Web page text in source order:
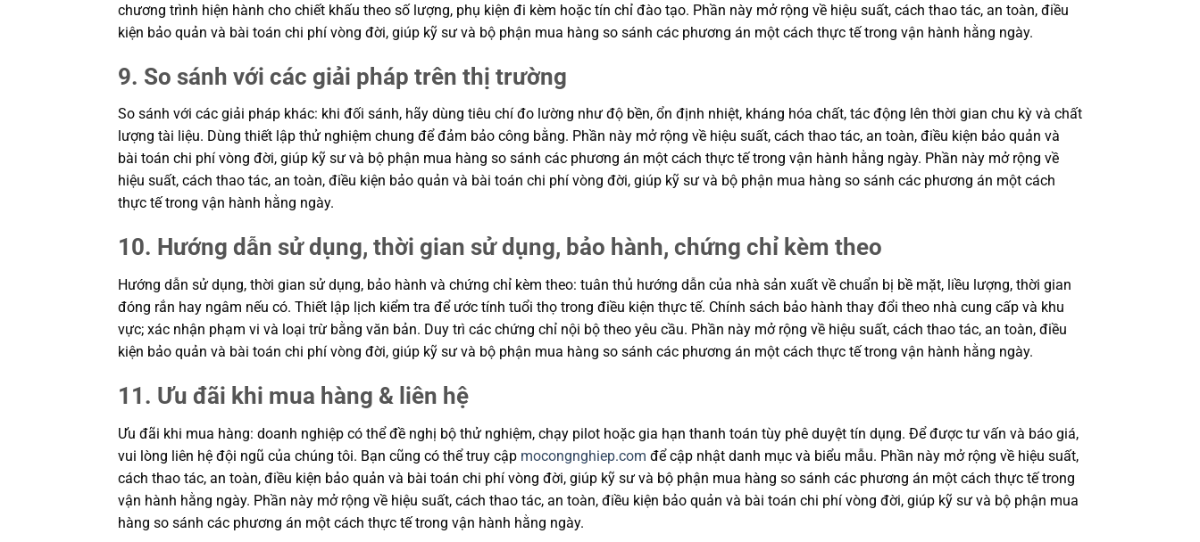
chương trình hiện hành cho chiết khấu theo số lượng, phụ kiện đi kèm hoặc tín chỉ đào tạo. Phần này mở rộng về hiệu suất, cách thao tác, an toàn, điều
kiện bảo quản và bài toán chi phí vòng đời, giúp kỹ sư và bộ phận mua hàng so sánh các phương án một cách thực tế trong vận hành hằng ngày.
9. So sánh với các giải pháp trên thị trường
So sánh với các giải pháp khác: khi đối sánh, hãy dùng tiêu chí đo lường như độ bền, ổn định nhiệt, kháng hóa chất, tác động lên thời gian chu kỳ và chất
lượng tài liệu. Dùng thiết lập thử nghiệm chung để đảm bảo công bằng. Phần này mở rộng về hiệu suất, cách thao tác, an toàn, điều kiện bảo quản và
bài toán chi phí vòng đời, giúp kỹ sư và bộ phận mua hàng so sánh các phương án một cách thực tế trong vận hành hằng ngày. Phần này mở rộng về
hiệu suất, cách thao tác, an toàn, điều kiện bảo quản và bài toán chi phí vòng đời, giúp kỹ sư và bộ phận mua hàng so sánh các phương án một cách
thực tế trong vận hành hằng ngày.
10. Hướng dẫn sử dụng, thời gian sử dụng, bảo hành, chứng chỉ kèm theo
Hướng dẫn sử dụng, thời gian sử dụng, bảo hành và chứng chỉ kèm theo: tuân thủ hướng dẫn của nhà sản xuất về chuẩn bị bề mặt, liều lượng, thời gian
đóng rắn hay ngâm nếu có. Thiết lập lịch kiểm tra để ước tính tuổi thọ trong điều kiện thực tế. Chính sách bảo hành thay đổi theo nhà cung cấp và khu
vực; xác nhận phạm vi và loại trừ bằng văn bản. Duy trì các chứng chỉ nội bộ theo yêu cầu. Phần này mở rộng về hiệu suất, cách thao tác, an toàn, điều
kiện bảo quản và bài toán chi phí vòng đời, giúp kỹ sư và bộ phận mua hàng so sánh các phương án một cách thực tế trong vận hành hằng ngày.
11. Ưu đãi khi mua hàng & liên hệ
Ưu đãi khi mua hàng: doanh nghiệp có thể đề nghị bộ thử nghiệm, chạy pilot hoặc gia hạn thanh toán tùy phê duyệt tín dụng. Để được tư vấn và báo giá,
vui lòng liên hệ đội ngũ của chúng tôi. Bạn cũng có thể truy cập mocongnghiep.com để cập nhật danh mục và biểu mẫu. Phần này mở rộng về hiệu suất,
cách thao tác, an toàn, điều kiện bảo quản và bài toán chi phí vòng đời, giúp kỹ sư và bộ phận mua hàng so sánh các phương án một cách thực tế trong
vận hành hằng ngày. Phần này mở rộng về hiệu suất, cách thao tác, an toàn, điều kiện bảo quản và bài toán chi phí vòng đời, giúp kỹ sư và bộ phận mua
hàng so sánh các phương án một cách thực tế trong vận hành hằng ngày.